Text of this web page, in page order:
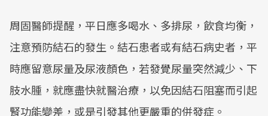
周固醫師提醒，平日應多喝水、多排尿，飲食均衡，
注意預防結石的發生。結石患者或有結石病史者，平
時應留意尿量及尿液顏色，若發覺尿量突然減少、下
肢水腫，就應盡快就醫治療，以免因結石阻塞而引起
腎功能變差，或是引發其他更嚴重的併發症。